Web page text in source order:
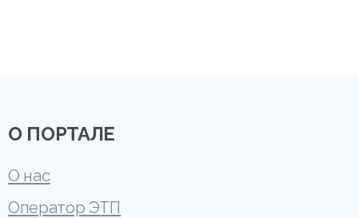
О ПОРТАЛЕ
О нас
Оператор ЭТП